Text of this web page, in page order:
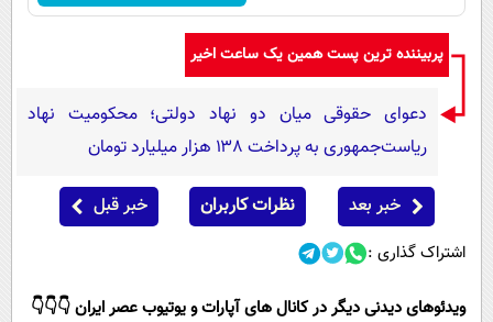
سیاست خارجی
پربیننده ترین پست همین یک ساعت اخیر
دعوای حقوقی میان دو نهاد دولتی؛ محکومیت نهاد
ریاست‌جمهوری به پرداخت ۱۳۸ هزار میلیارد تومان
خبر بعد نظرات کاربران خبر قبل
اشتراک گذاری :
ویدئوهای دیدنی دیگر در کانال های آپارات و یوتیوب عصر ایران 👇👇👇